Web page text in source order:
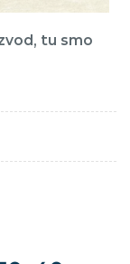
tu smo